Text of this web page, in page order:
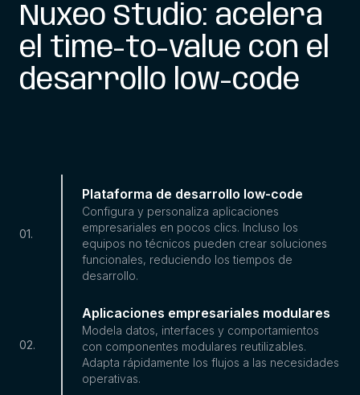
Nuxeo Studio: acelera
el time-to-value con el
desarrollo low-code
01.
Plataforma de desarrollo low-code
Configura y personaliza aplicaciones
empresariales en pocos clics. Incluso los
equipos no técnicos pueden crear soluciones
funcionales, reduciendo los tiempos de
desarrollo.
02.
Aplicaciones empresariales modulares
Modela datos, interfaces y comportamientos
con componentes modulares reutilizables.
Adapta rápidamente los flujos a las necesidades
operativas.